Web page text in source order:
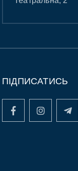
ПІДПИСАТИСЬ